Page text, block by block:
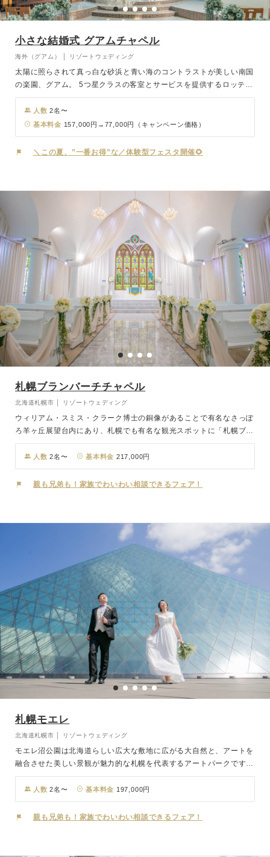
小さな結婚式 グアムチャペル
海外（グアム） │ リゾートウェディング
太陽に照らされて真っ白な砂浜と青い海のコントラストが美しい南国
の楽園、グアム。 5つ星クラスの客室とサービスを提供するロッテホ
テルグアムは、 ビーチフロントの恵まれたロケーションにあり、青
い海とパウダーサンドのビーチが目前に広がります。 アクアシンフ
ォニーチャペルは内観には優しい温もりを醸し出すモクが使用され、
天井は古典的なドーム型に設計されており、 グアム最大級のパイプ
オルガンがチャペル全体を美しい音色で包み込みます。 心地よいグ
人数 2名〜
基本料金 157,000円→77,000円（キャンペーン価格）
＼この夏、”一番お得”な／体験型フェスタ開催🌻
札幌ブランバーチチャペル
北海道札幌市 │ リゾートウェディング
ウィリアム・スミス・クラーク博士の銅像があることで有名なさっぽ
ろ羊ヶ丘展望台内にあり、札幌でも有名な観光スポットに「札幌ブラ
ンバーチチャペル」はあります。ブランバーチとはBlanc（仏語で
白）＋Birch（英語で樺）を合わせた造語で、「白樺」を意味しま
す。200万都市札幌にありながら、牧歌的で雄大な風景が広がる羊ヶ
丘展望台。その景観は「春」「夏」「秋」「冬」で異なる姿をみせま
人数 2名〜 基本料金 217,000円
親も兄弟も！家族でわいわい相談できるフェア！
札幌モエレ
北海道札幌市 │ リゾートウェディング
モエレ沼公園は北海道らしい広大な敷地に広がる大自然と、アートを
融合させた美しい景観が魅力的な札幌を代表するアートパークです。
中でも挙式会場であるガラスのピラミッド「HIDAMARI」は、世界的
に著名な彫刻家イサム・ノグチが手がけたモエレ沼公園を象徴する3
階建てのモニュメント。アトリウムには太陽光が射し公園内を見渡せ
る空間は、まさに自然と一体化したウエディングが叶います。雄大な
人数 2名〜 基本料金 197,000円
親も兄弟も！家族でわいわい相談できるフェア！